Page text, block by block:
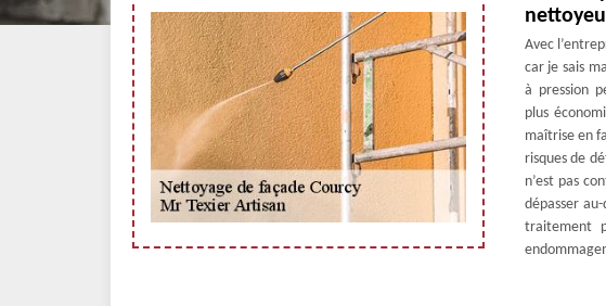
Avec
car je sais
à pression
plus
maîtrise en
risques de
n’est pas
dépasser
traitement